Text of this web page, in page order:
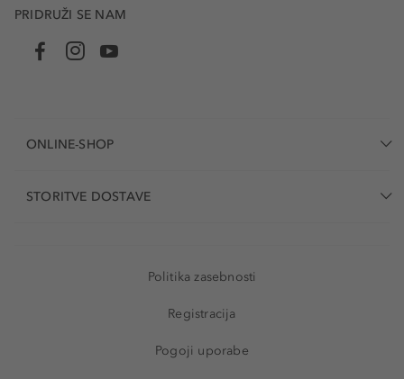
PRIDRUŽI SE NAM
ONLINE-SHOP
STORITVE DOSTAVE
Politika zasebnosti
Registracija
Pogoji uporabe